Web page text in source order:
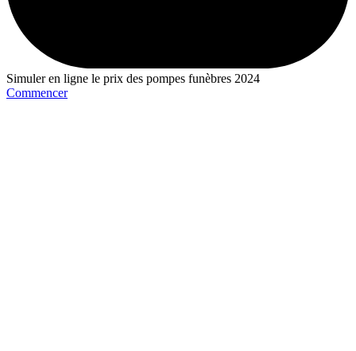
Simuler en ligne le prix des pompes funèbres 2024
Commencer